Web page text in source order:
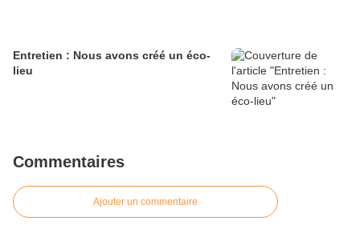
Entretien : Nous avons créé un éco-
lieu
Commentaires
Ajouter un commentaire